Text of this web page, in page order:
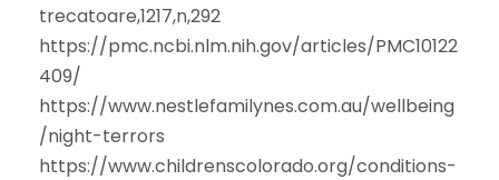
trecatoare,1217,n,292
https://pmc.ncbi.nlm.nih.gov/articles/PMC10122
409/
https://www.nestlefamilynes.com.au/wellbeing
/night-terrors
https://www.childrenscolorado.org/conditions-